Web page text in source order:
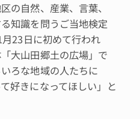
の自然、産業、言葉、
知識を問うご当地検定
月23日に初めて行われ
大山田郷土の広場」で
ろな地域の人たちに
好きになってほしい」と